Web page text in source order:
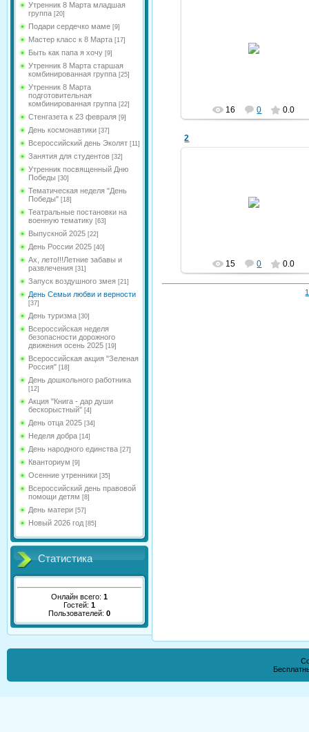
Утренник 8 Марта младшая
группа [20]
Подари сердечко маме [9]
Мастер класс к 8 Марта [17]
Быть как папа я хочу [9]
Утренник 8 Марта старшая
комбинированная группа [25]
Утренник 8 Марта
подготовительная
комбинированная группа [22]
Стенгазета к 23 февраля [9]
День космонавтики [37]
Всероссийский день Эколят [11]
Занятия для студентов [32]
Утренник посвященный Дню
Победы [30]
Тематическая неделя "День
Победы" [18]
Театральные постановки на
военную тематику [63]
Выпускной 2025 [22]
День России 2025 [40]
Ах, лето!!!Летние забавы и
развлечения [31]
Запуск воздушного змея [21]
День Семьи любви и верности
[37]
День туризма [30]
Всероссийская неделя
безопасности дорожного
движения осень 2025 [19]
Всероссийская акция "Зеленая
Россия" [18]
День дошкольного работника
[12]
Акция "Книга - дар души
бескорыстный" [4]
День отца 2025 [34]
Неделя добра [14]
День народного единства [27]
Кванториум [9]
Осенние утренники [35]
Всероссийский день правовой
помощи детям [8]
День матери [57]
Новый 2026 год [85]
Статистика
Онлайн всего: 1
Гостей: 1
Пользователей: 0
16 0 0.0
2
15 0 0.0